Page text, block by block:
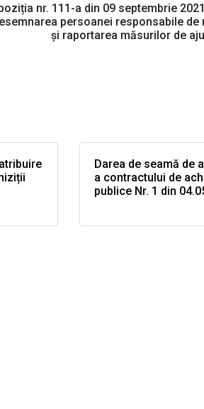
nr. 111-a din 09 septembrie
persoanei responsabile de
și raportarea măsurilor de
Darea de seamă de
a contractului de
publice Nr. 1 din